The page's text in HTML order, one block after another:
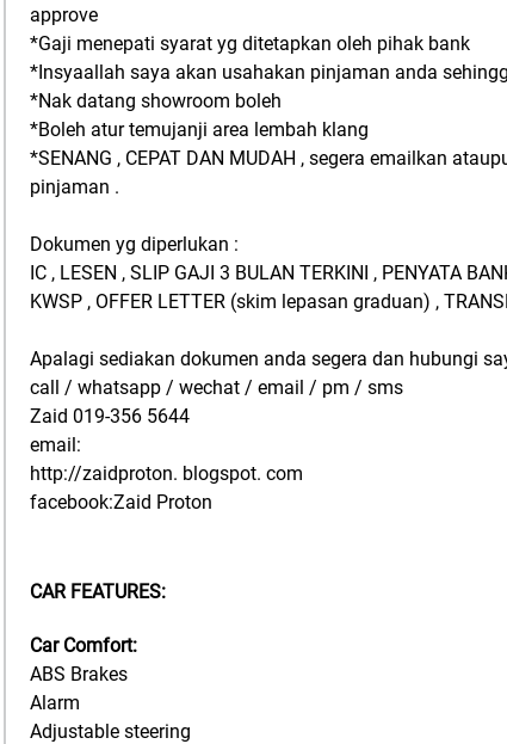
approve
*Gaji menepati syarat yg ditetapkan oleh pihak bank
*Insyaallah saya akan usahakan pinjaman anda
*Nak datang showroom boleh
*Boleh atur temujanji area lembah klang
*SENANG , CEPAT DAN MUDAH , segera emailkan
pinjaman .
Dokumen yg diperlukan :
IC , LESEN , SLIP GAJI 3 BULAN TERKINI , PENYATA
KWSP , OFFER LETTER (skim lepasan graduan) ,
Apalagi sediakan dokumen anda segera dan hubungi
call / whatsapp / wechat / email / pm / sms
Zaid 019-356 5644
email:
http://zaidproton. blogspot. com
facebook:Zaid Proton
CAR FEATURES:
Car Comfort:
ABS Brakes
Alarm
Adjustable steering